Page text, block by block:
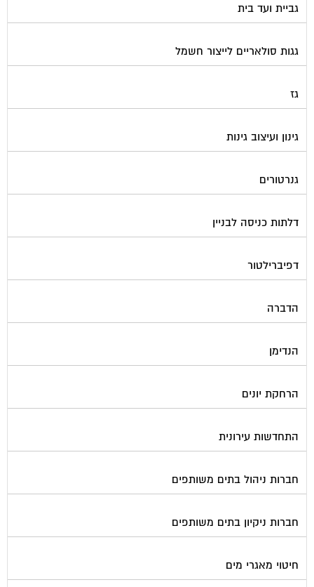
גביית ועד בית
גגות סולאריים לייצור חשמל
גז
גינון ועיצוב גינות
גנרטורים
דלתות כניסה לבניין
דפיברילטור
הדברה
הנדימן
הרחקת יונים
התחדשות עירונית
חברות ניהול בתים משותפים
חברות ניקיון בתים משותפים
חיטוי מאגרי מים